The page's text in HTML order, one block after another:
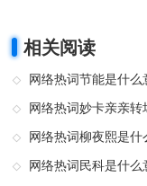
相关阅读
网络热词节能是什么
网络热词妙卡亲亲转
网络热词柳夜熙是什
网络热词民科是什么